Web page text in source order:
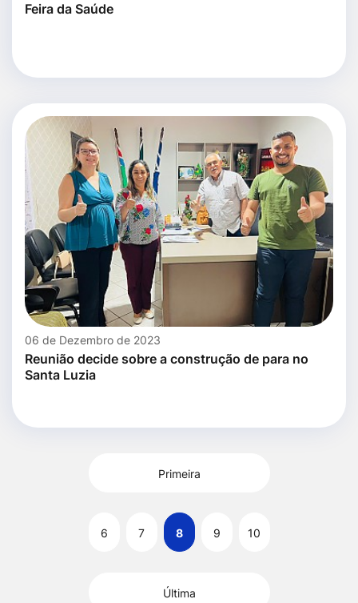
Feira da Saúde
06 de Dezembro de 2023
Reunião decide sobre a construção de para no
Santa Luzia
Primeira
6 7 8 9 10
Última